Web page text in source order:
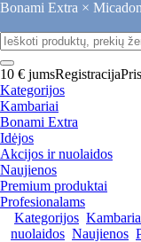
Bonami Extra ×
10 € jumsRegistracija
Kategorijos
Kambariai
Bonami Extra
Idėjos
Akcijos ir nuolaidos
Naujienos
Premium produktai
Profesionalams
Kategorijos
nuolaidos Naujienos